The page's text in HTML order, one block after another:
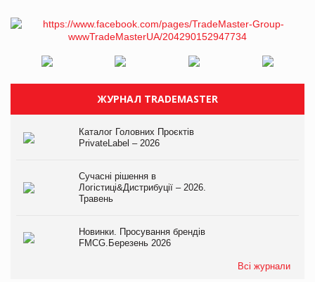
ЖУРНАЛ TRADEMASTER
Каталог Головних Проєктів
PrivateLabel – 2026
Сучасні рішення в
Логістиці&Дистрибуції – 2026.
Травень
Новинки. Просування брендів
FMCG.Березень 2026
Всі журнали